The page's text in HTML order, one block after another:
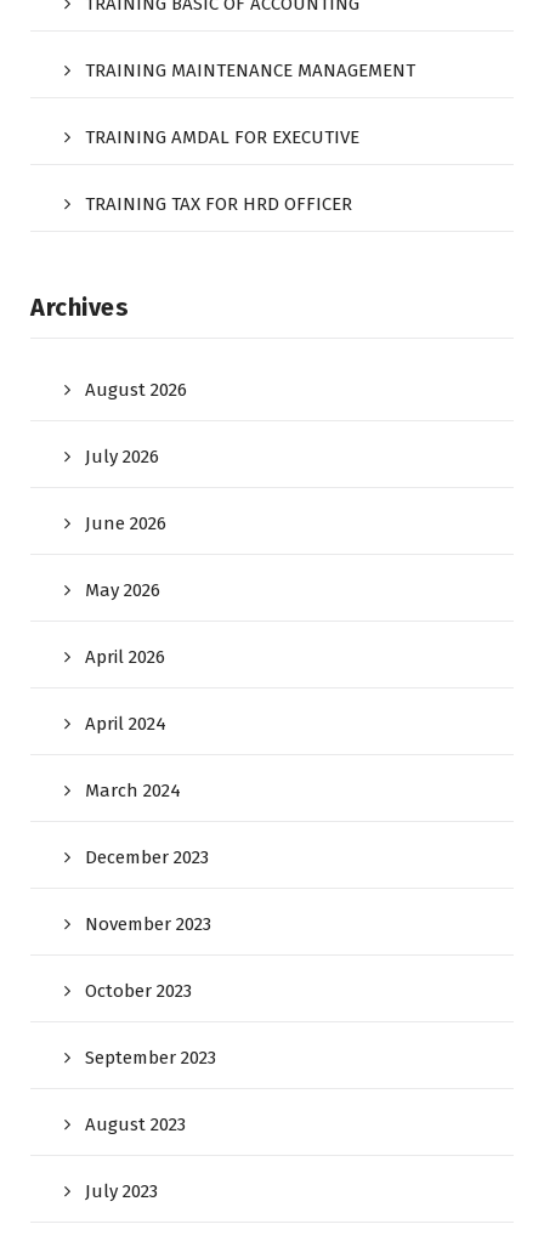
TRAINING MAINTENANCE MANAGEMENT
TRAINING AMDAL FOR EXECUTIVE
TRAINING TAX FOR HRD OFFICER
Archives
August 2026
July 2026
June 2026
May 2026
April 2026
April 2024
March 2024
December 2023
November 2023
October 2023
September 2023
August 2023
July 2023